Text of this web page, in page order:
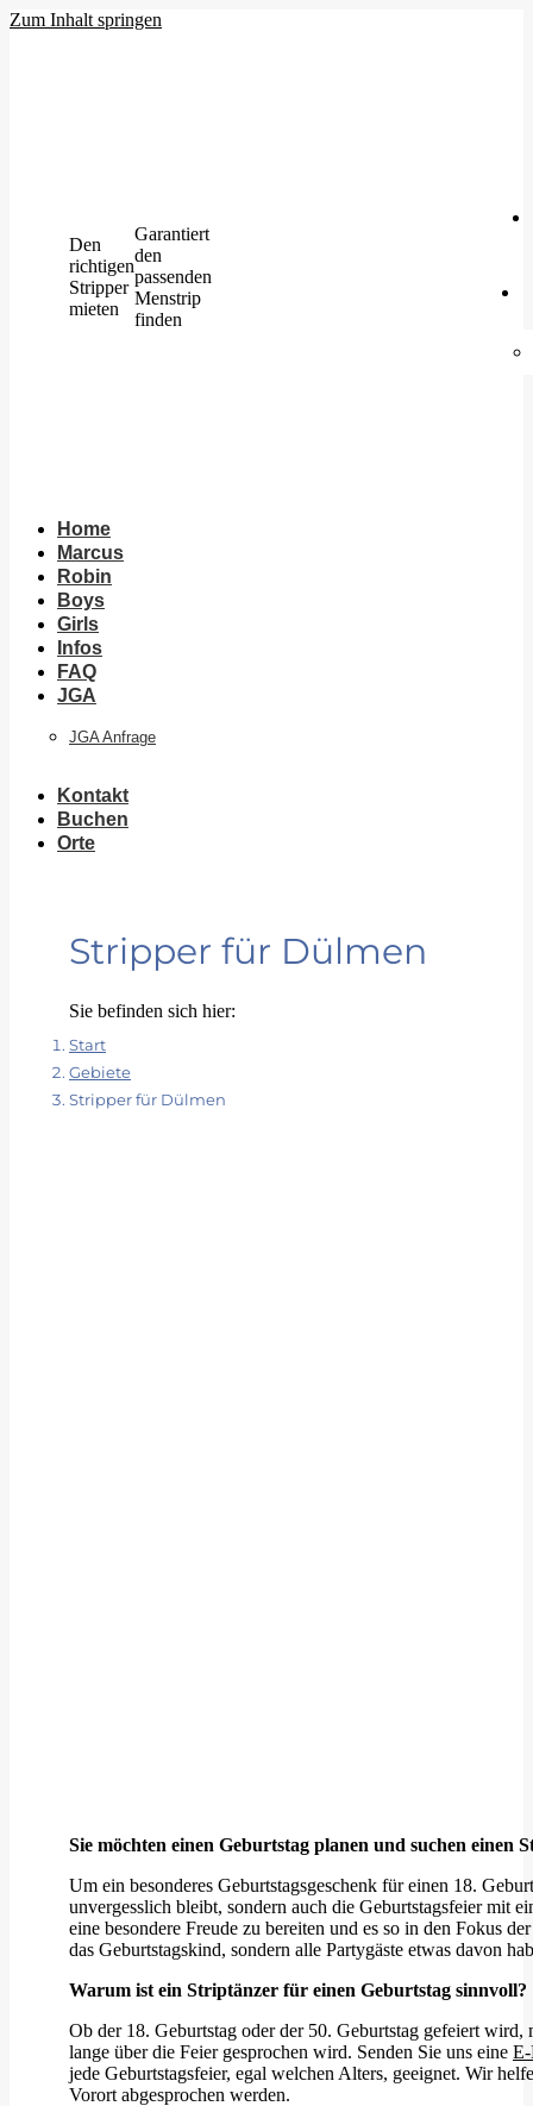
Zum Inhalt springen
Den
richtigen
Stripper
mieten
Garantiert
den
passenden
Menstrip
finden
Home
Marcus
Robin
Boys
Girls
Infos
FAQ
JGA
JGA Anfrage
Kontakt
Buchen
Orte
Stripper für Dülmen
Sie befinden sich hier:
Start
Gebiete
Stripper für Dülmen
Sie möchten einen Geburtstag planen und suchen einen
Um ein besonderes Geburtstagsgeschenk für einen 18.
unvergesslich bleibt, sondern auch die Geburtstagsfeier mit
eine besondere Freude zu bereiten und es so in den Fokus
das Geburtstagskind, sondern alle Partygäste etwas davon
Warum ist ein Striptänzer für einen Geburtstag sinnvoll?
Ob der 18. Geburtstag oder der 50. Geburtstag gefeiert
lange über die Feier gesprochen wird. Senden Sie uns eine
jede Geburtstagsfeier, egal welchen Alters, geeignet. Wir
Vorort abgesprochen werden.